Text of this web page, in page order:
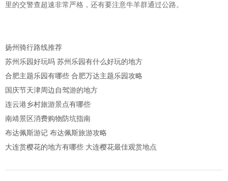
里的交警查超速非常严格，还有要注意牛羊群通过公路。
扬州骑行路线推荐
苏州乐园好玩吗 苏州乐园有什么好玩的地方
合肥主题乐园有哪些 合肥万达主题乐园攻略
国庆节天津周边自驾游的地方
连云港乡村旅游景点有哪些
南靖景区消费购物防坑指南
布达佩斯游记 布达佩斯旅游攻略
大连赏樱花的地方有哪些 大连樱花最佳观赏地点